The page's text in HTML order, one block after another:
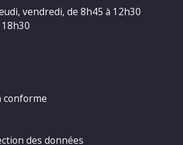
vendredi, de 8h45 à 12h30
conforme
des données